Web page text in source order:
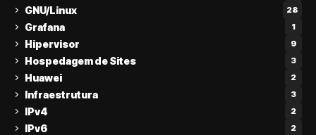
GNU/Linux 28
Grafana 1
Hipervisor 9
Hospedagem de Sites 3
Huawei 2
Infraestrutura 3
IPv4 2
IPv6 2